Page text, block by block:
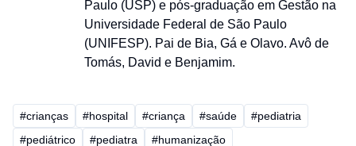
Paulo (USP) e pós-graduação em Gestão na
Universidade Federal de São Paulo
(UNIFESP). Pai de Bia, Gá e Olavo. Avô de
Tomás, David e Benjamim.
#crianças #hospital #criança #saúde
#pediatria
#pediátrico
#pediatra
#humanização